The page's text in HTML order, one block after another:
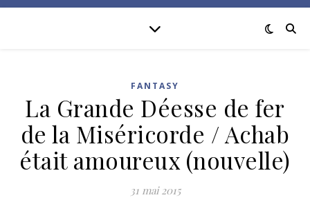
FANTASY
La Grande Déesse de fer
de la Miséricorde / Achab
était amoureux (nouvelle)
31 mai 2015